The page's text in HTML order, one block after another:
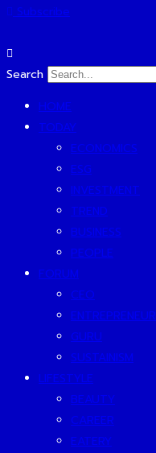
Subscribe
Search
HOME
TODAY
ECONOMICS
ESG
INVESTMENT
TREND
BUSINESS
PEOPLE
FORUM
CEO
ENTREPRENEUR
GURU
SUSTAINISM
LIFESTYLE
BEAUTY
CAREER
EATERY